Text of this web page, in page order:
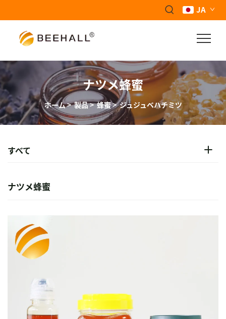
JA
ナツメ蜂蜜
ホーム>製品>蜂蜜>ジュジュベハチミツ
すべて
ナツメ蜂蜜